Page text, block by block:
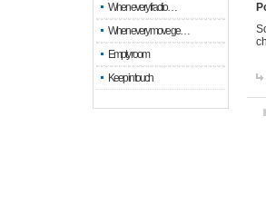
When every fractio…
When every move ge…
Empty room
Keep in touch